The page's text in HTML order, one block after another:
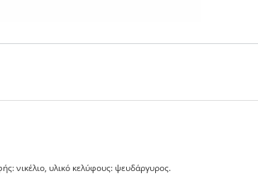
νικέλιο, υλικό κελύφους: ψευδάργυρος.